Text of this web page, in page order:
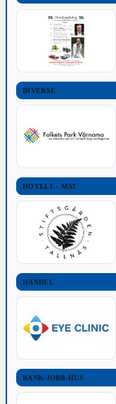
DIVERSE
HOTELL - MAT
HANDEL
BANK-JOBB-HUS